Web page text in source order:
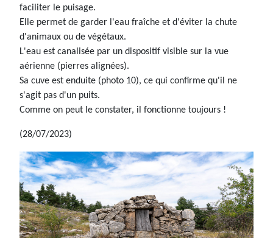
faciliter le puisage.
Elle permet de garder l'eau fraîche et d'éviter la chute
d'animaux ou de végétaux.
L'eau est canalisée par un dispositif visible sur la vue
aérienne (pierres alignées).
Sa cuve est enduite (photo 10), ce qui confirme qu'il ne
s'agit pas d'un puits.
Comme on peut le constater, il fonctionne toujours !
(28/07/2023)